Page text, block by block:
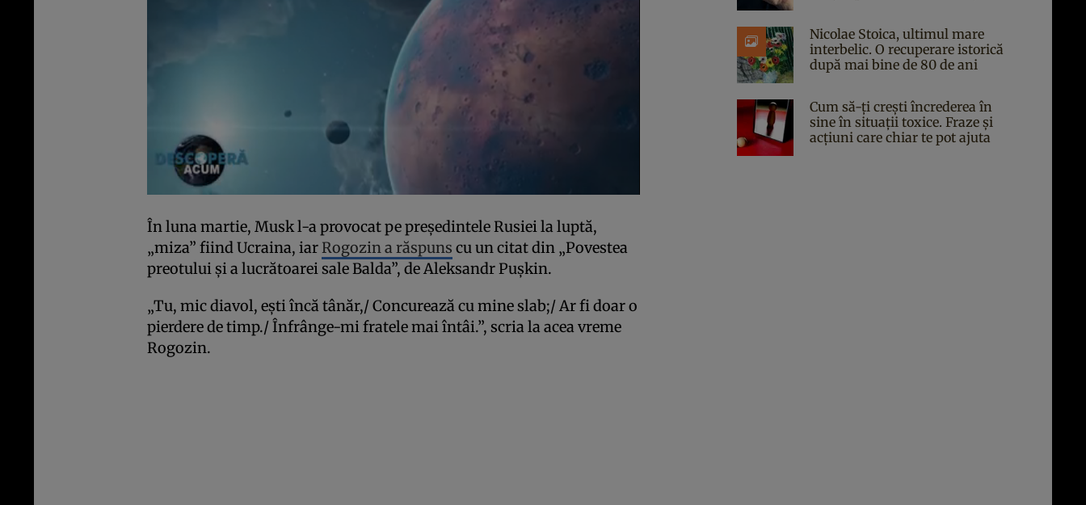
În luna martie, Musk l-a provocat pe președintele Rusiei la luptă,
„miza” fiind Ucraina, iarRogozin a răspuns cu un citat din „Povestea
preotului și a lucrătoarei sale Balda”, de Aleksandr Pușkin.
„Tu, mic diavol, ești încă tânăr,/ Concurează cu mine slab;/ Ar fi doar o
pierdere de timp./ Înfrânge-mi fratele mai întâi.”, scria la acea vreme
Rogozin.
Nicolae Stoica, ultimul mare
interbelic. O recuperare istorică
după mai bine de 80 de ani
Cum să-ți crești încrederea în
sine în situații toxice. Fraze și
acțiuni care chiar te pot ajuta